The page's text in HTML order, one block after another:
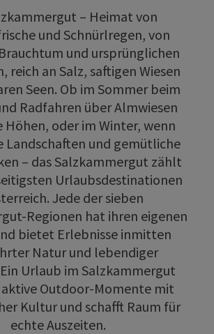
– Heimat von
und Schnürlregen, von
und ursprünglichen
reich an Salz, saftigen Wiesen
Seen. Ob im Sommer beim
Radfahren über Almwiesen
Höhen, oder im Winter, wenn
Landschaften und gemütliche
– das Salzkammergut zählt
Urlaubsdestinationen
Jede der sieben
Regionen hat ihren eigenen
bietet Erlebnisse inmitten
Natur und lebendiger
Urlaub im Salzkammergut
Outdoor-Momente mit
Kultur und schafft Raum für
echte Auszeiten.